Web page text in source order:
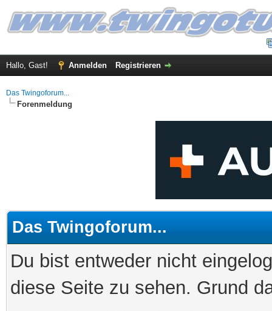
Hallo, Gast! Anmelden Registrieren
Das Twingoforum...
Forenmeldung
Das Twingoforum...
Du bist entweder nicht
diese Seite zu sehen. Grund